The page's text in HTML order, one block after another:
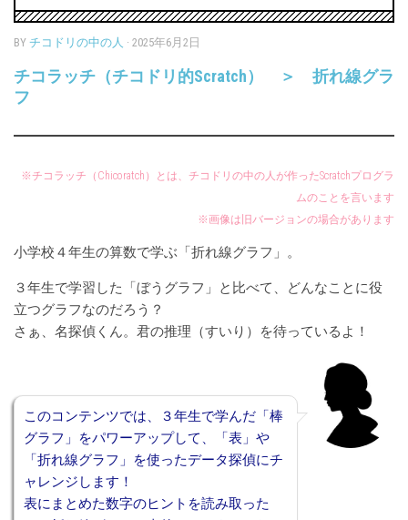
BY チコドリの中の人 · 2025年6月2日
チコラッチ（チコドリ的Scratch） ＞ 折れ線グラ
フ
※チコラッチ（Chicoratch）とは、チコドリの中の人が作ったScratchプログラ
ムのことを言います
※画像は旧バージョンの場合があります
小学校４年生の算数で学ぶ「折れ線グラフ」。
３年生で学習した「ぼうグラフ」と比べて、どんなことに役
立つグラフなのだろう？
さぁ、名探偵くん。君の推理（すいり）を待っているよ！
このコンテンツでは、３年生で学んだ「棒
グラフ」をパワーアップして、「表」や
「折れ線グラフ」を使ったデータ探偵にチ
ャレンジします！
表にまとめた数字のヒントを読み取った